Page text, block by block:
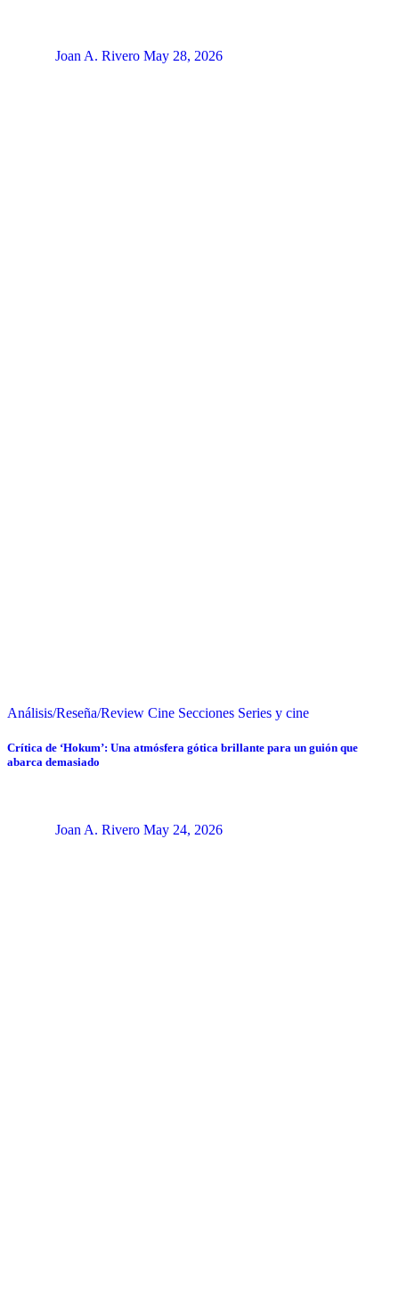
Joan A. Rivero May 28, 2026
Análisis/Reseña/Review Cine Secciones Series y cine
Crítica de ‘Hokum’: Una atmósfera gótica brillante para un guión que
abarca demasiado
Joan A. Rivero May 24, 2026